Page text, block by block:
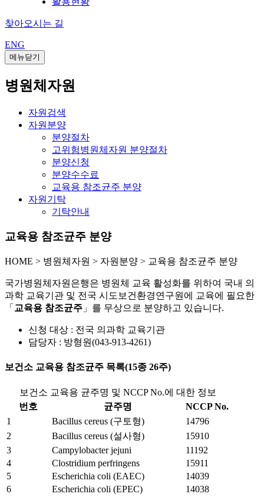
찾아오시는 길
ENG
메뉴닫기
병원체자원
자원검색
자원분양
분양절차
고위험병원체자원 분양절차
분양신청
분양수수료
교육용 참조균주 분양
자원기탁
기탁안내
교육용 참조균주 분양
HOME > 병원체자원 > 자원분양 > 교육용 참조균주 분양
국가병원체자원은행은 병원체 교육 활성화를 위하여 국내 의
과학 교육기관 및 전국 시도보건환경연구원에 교육에 필요한
「 교육용 참조균주 」를 무상으로 분양하고 있습니다.
신청 대상 : 전국 의과학 교육기관
담당자 : 방형원(043-913-4261)
보건소 교육용 참조균주 목록(15종 26주)
보건소 교육용 균주명 및 NCCP No.에 대한 정보
번호
균주명
NCCP No.
1
Bacillus cereus (구토형)
14796
2
Bacillus cereus (설사형)
15910
3
Campylobacter jejuni
11192
4
Clostridium perfringens
15911
5
Escherichia coli (EAEC)
14039
6
Escherichia coli (EPEC)
14038